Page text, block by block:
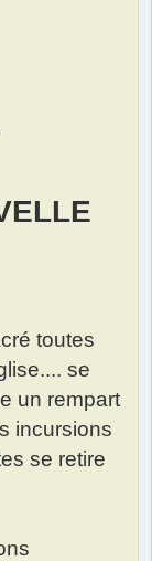
toutes
se
un rempart
incursions
se retire